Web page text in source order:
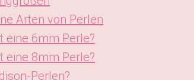
Arten von Perlen
eine 6mm Perle?
eine 8mm Perle?
Perlen?